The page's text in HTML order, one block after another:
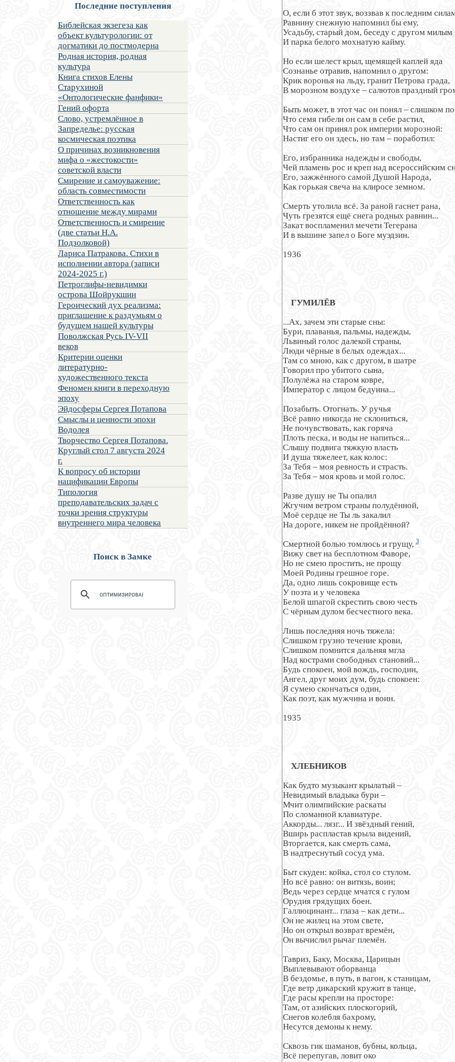
Последние поступления
Библейская экзегеза как
объект культурологии: от
догматики до постмодерна
Родная история, родная
культура
Книга стихов Елены
Старухиной
«Онтологические фанфики»
Гений офорта
Слово, устремлённое в
Запределье: русская
космическая поэтика
О причинах возникновения
мифа о «жестокости»
советской власти
Смирение и самоуважение:
область совместимости
Ответственность как
отношение между мирами
Ответственность и смирение
(две статьи Н.А.
Подзолковой)
Лариса Патракова. Стихи в
исполнении автора (записи
2024-2025 г.)
Петроглифы-невидимки
острова Шойрукшин
Героический дух реализма:
приглашение к раздумьям о
будущем нашей культуры
Поволжская Русь IV-VII
веков
Критерии оценки
литературно-
художественного текста
Феномен книги в переходную
эпоху
Эйдосферы Сергея Потапова
Смыслы и ценности эпохи
Водолея
Творчество Сергея Потапова.
Круглый стол 7 августа 2024
г.
К вопросу об истории
нацификации Европы
Типология
преподавательских задач с
точки зрения структуры
внутреннего мира человека
Поиск в Замке
О, если б этот звук, воззвав к последним
Равнину снежную напомнил бы ему,
Усадьбу, старый дом, беседу с другом милым
И парка белого мохнатую кайму.
Но если шелест крыл, щемящей каплей яда
Сознанье отравив, напомнил о другом:
Крик воронья на льду, гранит Петрова града,
В морозном воздухе – салютов праздный
Быть может, в этот час он понял – слишком
Что семя гибели он сам в себе растил,
Что сам он принял рок империи морозной:
Настиг его он здесь, но там – поработил:
Его, избранника надежды и свободы,
Чей пламень рос и креп над всероссийским
Его, зажжённого самой Душой Народа,
Как горькая свеча на клиросе земном.
Смерть утолила всё. За раной гаснет рана,
Чуть грезятся ещё снега родных равнин...
Закат воспламенил мечети Тегерана
И в вышине запел о Боге муэдзин.
1936
ГУМИЛЁВ
...Ах, зачем эти старые сны:
Бури, плаванья, пальмы, надежды,
Львиный голос далекой страны,
Люди чёрные в белых одеждах...
Там со мною, как с другом, в шатре
Говорил про убитого сына,
Полулёжа на старом ковре,
Император с лицом бедуина...
Позабыть. Отогнать. У ручья
Всё равно никогда не склониться,
Не почувствовать, как горяча
Плоть песка, и воды не напиться...
Слышу подвига тяжкую власть
И душа тяжелеет, как колос:
За Тебя – моя ревность и страсть.
За Тебя – моя кровь и мой голос.
Разве душу не Ты опалил
Жгучим ветром страны полудённой,
Моё сердце не Ты ль закалил
На дороге, никем не пройдённой?
Смертной болью томлюсь и грущу, 3
Вижу свет на бесплотном Фаворе,
Но не смею простить, не прощу
Моей Родины грешное горе.
Да, одно лишь сокровище есть
У поэта и у человека
Белой шпагой скрестить свою честь
С чёрным дулом бесчестного века.
Лишь последняя ночь тяжела:
Слишком грузно течение крови,
Слишком помнится дальняя мгла
Над кострами свободных становий...
Будь спокоен, мой вождь, господин,
Ангел, друг моих дум, будь спокоен:
Я сумею скончаться один,
Как поэт, как мужчина и воин.
1935
ХЛЕБНИКОВ
Как будто музыкант крылатый –
Невидимый владыка бури –
Мчит олимпийские раскаты
По сломанной клавиатуре.
Аккорды... лязг... И звёздный гений,
Вширь распластав крыла видений,
Вторгается, как смерть сама,
В надтреснутый сосуд ума.
Быт скуден: койка, стол со стулом.
Но всё равно: он витязь, воин;
Ведь через сердце мчатся с гулом
Орудия грядущих боен.
Галлюцинант... глаза – как дети...
Он не жилец на этом свете,
Но он открыл возврат времён,
Он вычислил рычаг племён.
Тавриз, Баку, Москва, Царицын
Выплевывают оборванца
В бездомье, в путь, в вагон, к станицам,
Где ветр дикарский кружит в танце,
Где расы крепли на просторе:
Там, от азийских плоскогорий,
Снегов колебля бахрому,
Несутся демоны к нему.
Сквозь гик шаманов, бубны, кольца,
Всё перепугав, ловит око